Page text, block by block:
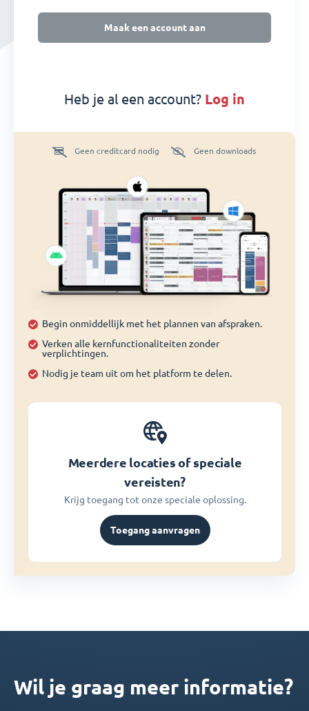
Maak een account aan
Heb je al een account? log in
Geen creditcard nodig Geen downloads
Begin onmiddellijk met het plannen van afspraken.
Verken alle kernfunctionaliteiten zonder
verplichtingen.
Nodig je team uit om het platform te delen.
Meerdere locaties of speciale
vereisten?
Krijg toegang tot onze speciale oplossing.
Toegang aanvragen
Wil je graag meer informatie?